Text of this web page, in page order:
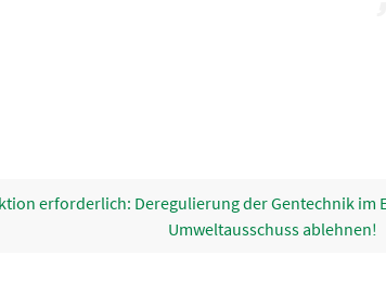
erforderlich: Deregulierung der Gentechnik im
Umweltausschuss ablehnen!